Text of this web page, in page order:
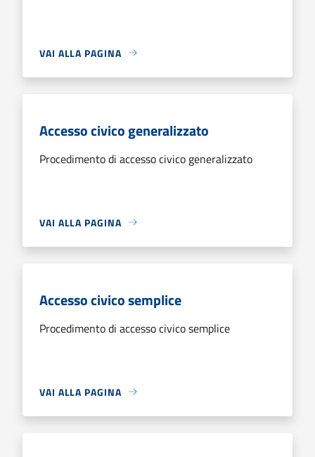
VAI ALLA PAGINA
Accesso civico generalizzato
Procedimento di accesso civico generalizzato
VAI ALLA PAGINA
Accesso civico semplice
Procedimento di accesso civico semplice
VAI ALLA PAGINA